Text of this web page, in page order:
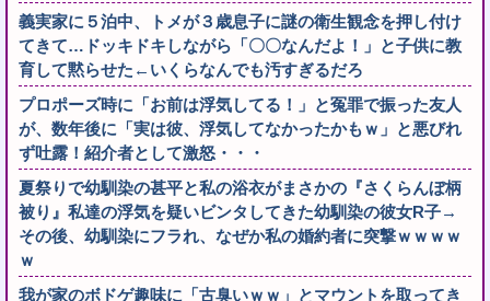
義実家に５泊中、トメが３歳息子に謎の衛生観念を押し付け
てきて…ドッキドキしながら「〇〇なんだよ！」と子供に教
育して黙らせた←いくらなんでも汚すぎるだろ
プロポーズ時に「お前は浮気してる！」と冤罪で振った友人
が、数年後に「実は彼、浮気してなかったかもｗ」と悪びれ
ず吐露！紹介者として激怒・・・
夏祭りで幼馴染の甚平と私の浴衣がまさかの『さくらんぼ柄
被り』私達の浮気を疑いビンタしてきた幼馴染の彼女R子→
その後、幼馴染にフラれ、なぜか私の婚約者に突撃ｗｗｗｗ
ｗ
我が家のボドゲ趣味に「古臭いｗｗ」とマウントを取ってき